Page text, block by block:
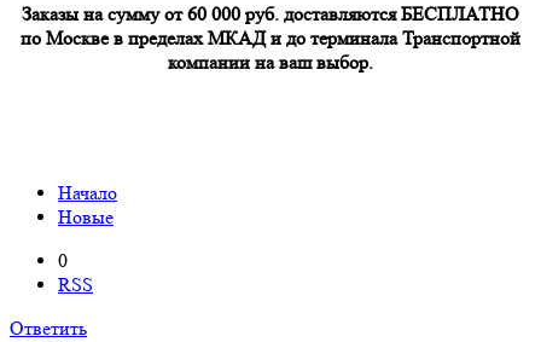
Заказы на сумму от 60 000 руб. доставляются БЕСПЛАТНО
по Москве в пределах МКАД и до терминала Транспортной
компании на ваш выбор.
Начало
Новые
0
RSS
Ответить